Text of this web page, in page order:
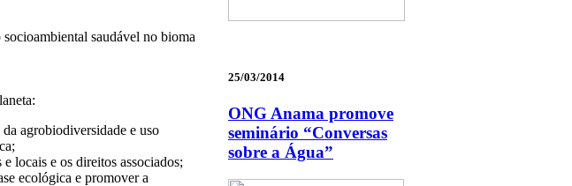
saudável no bioma
agrobiodiversidade e uso
locais e os direitos associados;
ecológica e promover a
25/03/2014
ONG Anama promove
seminário “Conversas
sobre a Água”